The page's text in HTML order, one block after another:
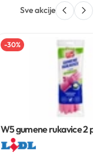
Sve akcije
-30%
W5 gumene rukavice2